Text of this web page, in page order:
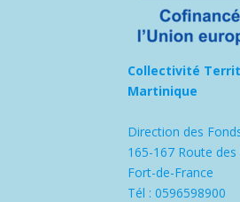
Collectivité
Martinique
Direction des
165-167 Route
Fort-de-France
Tél : 0596598900